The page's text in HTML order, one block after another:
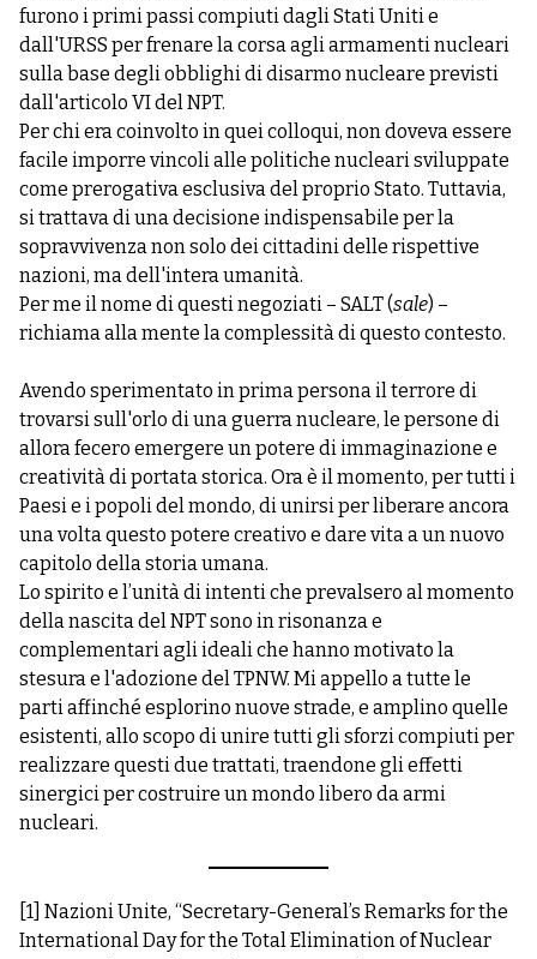
furono i primi passi compiuti dagli Stati Uniti e
dall'URSS per frenare la corsa agli armamenti nucleari
sulla base degli obblighi di disarmo nucleare previsti
dall'articolo VI del NPT.
Per chi era coinvolto in quei colloqui, non doveva essere
facile imporre vincoli alle politiche nucleari sviluppate
come prerogativa esclusiva del proprio Stato. Tuttavia,
si trattava di una decisione indispensabile per la
sopravvivenza non solo dei cittadini delle rispettive
nazioni, ma dell'intera umanità.
Per me il nome di questi negoziati – SALT (sale) –
richiama alla mente la complessità di questo contesto.
Avendo sperimentato in prima persona il terrore di
trovarsi sull'orlo di una guerra nucleare, le persone di
allora fecero emergere un potere di immaginazione e
creatività di portata storica. Ora è il momento, per tutti i
Paesi e i popoli del mondo, di unirsi per liberare ancora
una volta questo potere creativo e dare vita a un nuovo
capitolo della storia umana.
Lo spirito e l’unità di intenti che prevalsero al momento
della nascita del NPT sono in risonanza e
complementari agli ideali che hanno motivato la
stesura e l'adozione del TPNW. Mi appello a tutte le
parti affinché esplorino nuove strade, e amplino quelle
esistenti, allo scopo di unire tutti gli sforzi compiuti per
realizzare questi due trattati, traendone gli effetti
sinergici per costruire un mondo libero da armi
nucleari.
[1] Nazioni Unite, “Secretary-General’s Remarks for the
International Day for the Total Elimination of Nuclear